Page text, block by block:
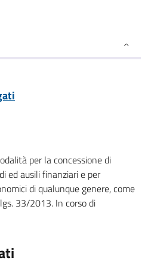
per la concessione di
ed ausili finanziari e per
di qualunque genere, come
33/2013. In corso di